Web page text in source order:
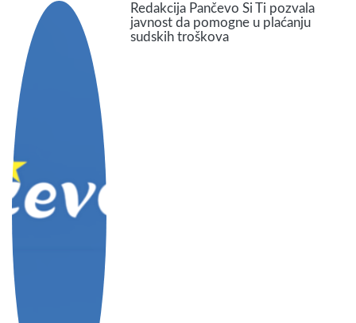
Redakcija Pančevo Si Ti pozvala
javnost da pomogne u plaćanju
sudskih troškova